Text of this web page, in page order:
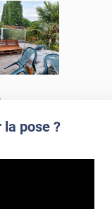
la pose ?